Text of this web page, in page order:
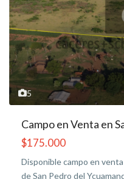
5
Campo en Venta en
$175.000
Disponible campo en
de San Pedro del